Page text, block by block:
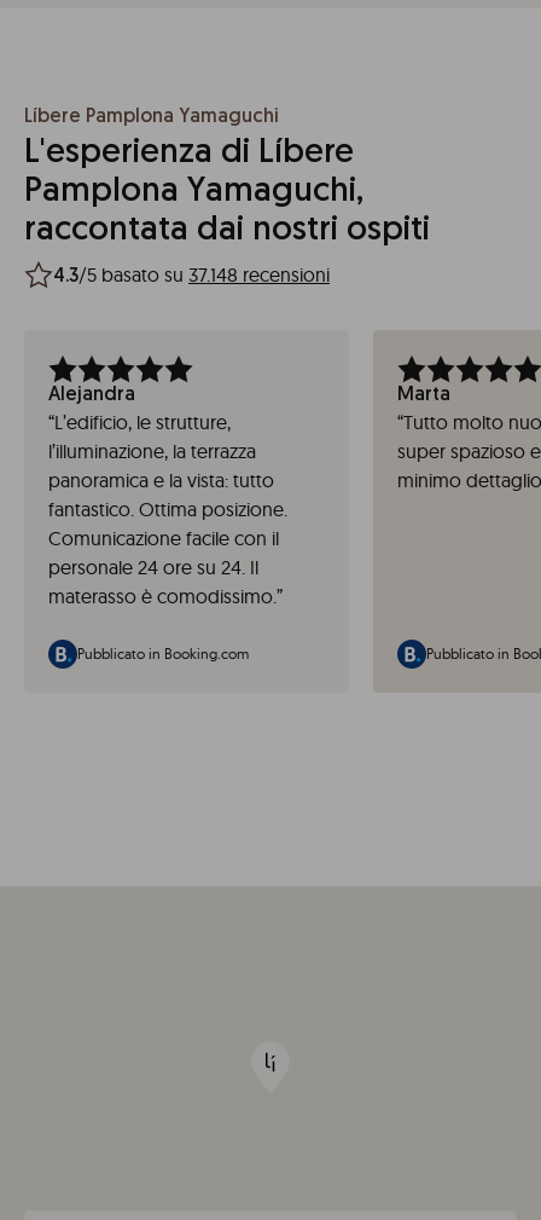
Líbere Pamplona Yamaguchi
L'esperienza di Líbere
Pamplona Yamaguchi,
raccontata dai nostri ospiti
4.3/5 basato su 37.148 recensioni
Alejandra
“L’edificio, le strutture,
l’illuminazione, la terrazza
panoramica e la vista: tutto
fantastico. Ottima posizione.
Comunicazione facile con il
personale 24 ore su 24. Il
materasso è comodissimo.”
Pubblicato in Booking.com
Marta
“Tutto molto
super spazioso
minimo
Pubblicato in